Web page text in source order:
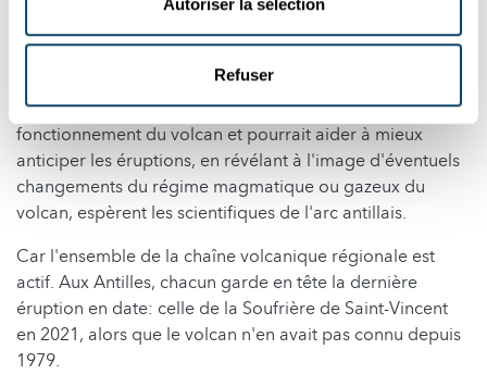
Refuser
premiers kilomètres de profondeur, qui se connecte à
des réservoirs de magma plus en profondeur, un peu
comme une éponge alvéolée", détaille-t-il.
Cette technique permet de mieux comprendre le
fonctionnement du volcan et pourrait aider à mieux
anticiper les éruptions, en révélant à l'image d'éventuels
changements du régime magmatique ou gazeux du
volcan, espèrent les scientifiques de l'arc antillais.
Car l'ensemble de la chaîne volcanique régionale est
actif. Aux Antilles, chacun garde en tête la dernière
éruption en date: celle de la Soufrière de Saint-Vincent
en 2021, alors que le volcan n'en avait pas connu depuis
1979.